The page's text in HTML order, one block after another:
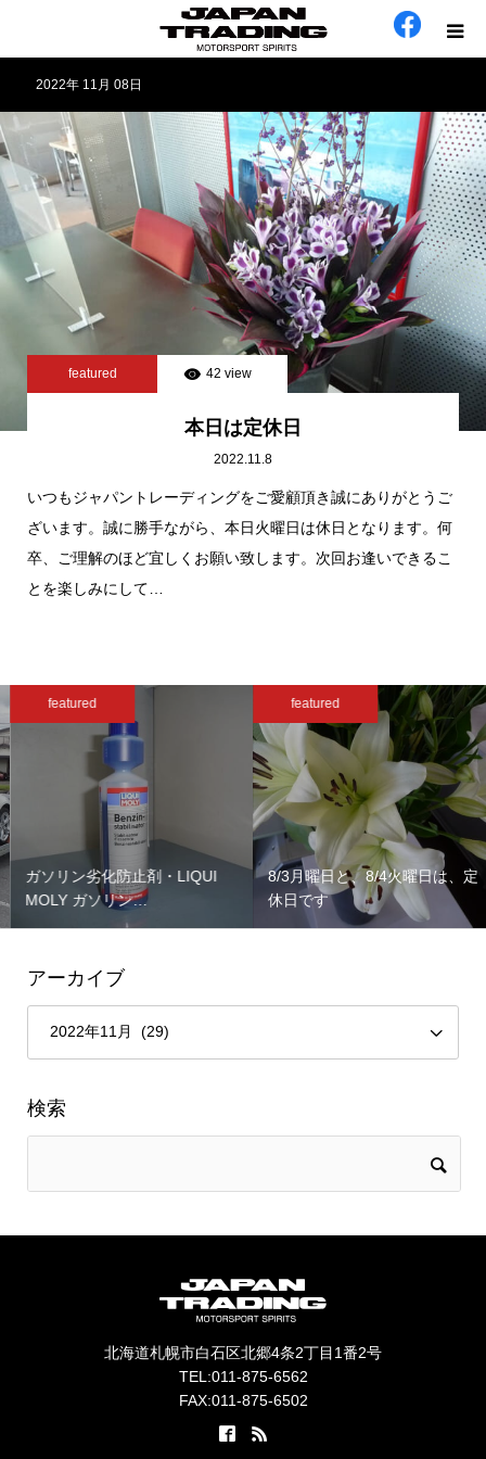
2022年 11月 08日
featured 42 view
本日は定休日
2022.11.8
いつもジャパントレーディングをご愛顧頂き誠にありがとうご
ざいます。誠に勝手ながら、本日火曜日は休日となります。何
卒、ご理解のほど宜しくお願い致します。次回お逢いできるこ
とを楽しみにして…
featured
ガソリン劣化防止剤・LIQUI
MOLY ガソリン…
featured
8/3月曜日と、8/4火曜日は、定
休日です
アーカイブ
検索
北海道札幌市白石区北郷4条2丁目1番2号
TEL:011-875-6562
FAX:011-875-6502
ホーム
在庫車
会社概要
カテゴリー
工場日誌